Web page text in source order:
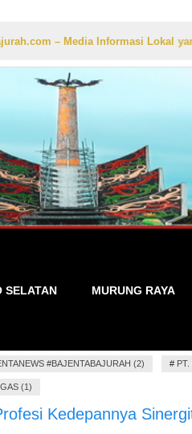
– Media Informasi Lokal yang
SELATAN MURUNG RAYA
#BAJENTABAJURAH (2) # PT.
(1)
Kedepannya